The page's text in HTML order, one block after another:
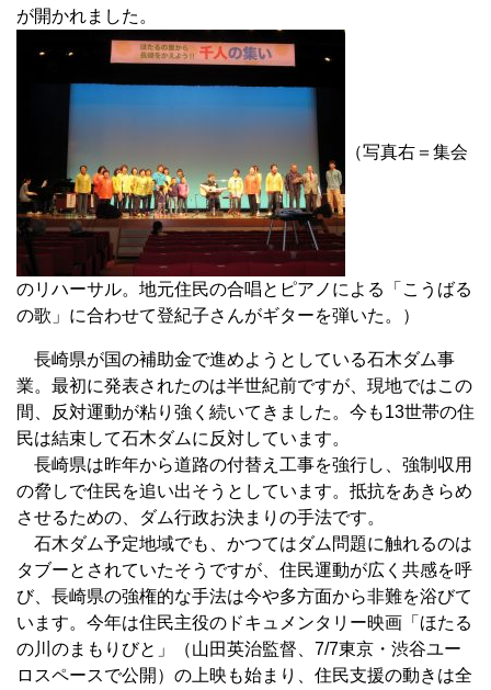
が開かれました。
（写真右＝集会
のリハーサル。地元住民の合唱とピアノによる「こうばる
の歌」に合わせて登紀子さんがギターを弾いた。）
長崎県が国の補助金で進めようとしている石木ダム事
業。最初に発表されたのは半世紀前ですが、現地ではこの
間、反対運動が粘り強く続いてきました。今も13世帯の住
民は結束して石木ダムに反対しています。
長崎県は昨年から道路の付替え工事を強行し、強制収用
の脅しで住民を追い出そうとしています。抵抗をあきらめ
させるための、ダム行政お決まりの手法です。
石木ダム予定地域でも、かつてはダム問題に触れるのは
タブーとされていたそうですが、住民運動が広く共感を呼
び、長崎県の強権的な手法は今や多方面から非難を浴びて
います。今年は住民主役のドキュメンタリー映画「ほたる
の川のまもりびと」（山田英治監督、7/7東京・渋谷ユー
ロスペースで公開）の上映も始まり、住民支援の動きは全